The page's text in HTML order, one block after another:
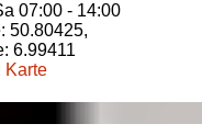
07:00 - 14:00
50.80425,
6.99411
Karte